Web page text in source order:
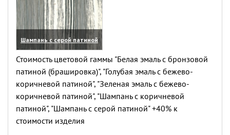
Шампань с серой патиной
(увеличить)
Стоимость цветовой гаммы "Белая эмаль с бронзовой
патиной (брашировка)", "Голубая эмаль с бежево-
коричневой патиной", "Зеленая эмаль с бежево-
коричневой патиной", "Шампань с коричневой
патиной", "Шампань с серой патиной" +40% к
стоимости изделия